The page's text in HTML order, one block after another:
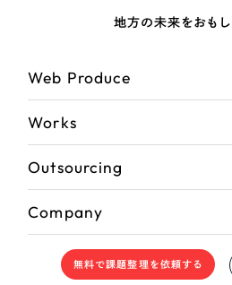
地方の未来をおもし
Web Produce
Works
Outsourcing
Company
無料で課題整理を依頼する